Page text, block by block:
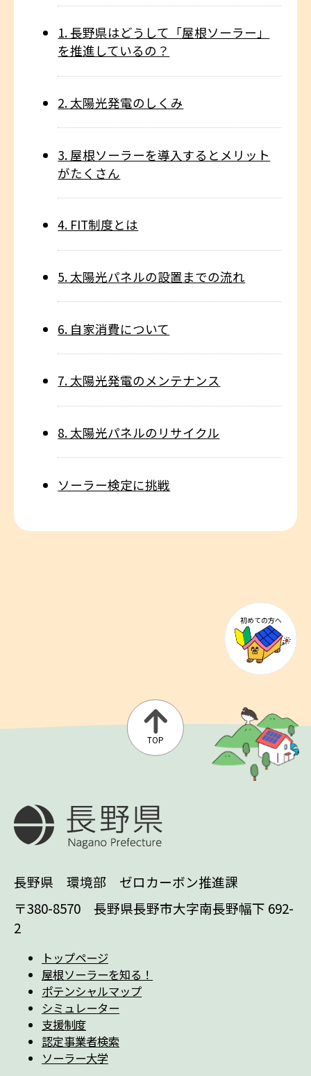
1. 長野県はどうして「屋根ソーラー」
を推進しているの？
2. 太陽光発電のしくみ
3. 屋根ソーラーを導入するとメリット
がたくさん
4. FIT制度とは
5. 太陽光パネルの設置までの流れ
6. 自家消費について
7. 太陽光発電のメンテナンス
8. 太陽光パネルのリサイクル
ソーラー検定に挑戦
初めての方へ
TOP
長野県 環境部 ゼロカーボン推進課
〒380-8570 長野県長野市大字南長野幅下 692-
2
トップページ
屋根ソーラーを知る！
ポテンシャルマップ
シミュレーター
支援制度
認定事業者検索
ソーラー大学